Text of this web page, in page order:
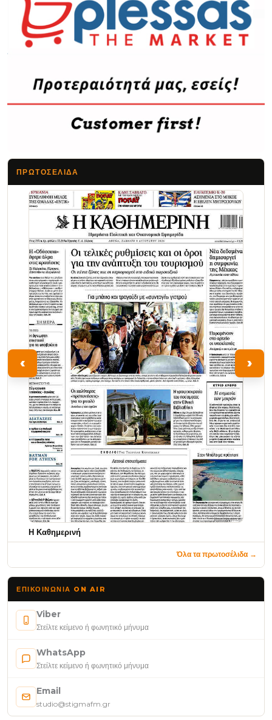
ΠΡΩΤΟΣΈΛΙΔΑ
‹
Η Καθημερινή
›
Όλα τα πρωτοσέλιδα →
ΕΠΙΚΟΙΝΩΝΊΑ ON AIR
Viber
Στείλτε κείμενο ή φωνητικό μήνυμα
WhatsApp
Στείλτε κείμενο ή φωνητικό μήνυμα
Email
studio@stigmafm.gr